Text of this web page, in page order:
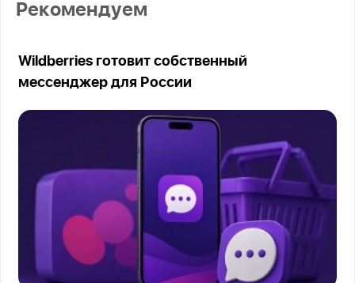
Рекомендуем
Wildberries готовит собственный
мессенджер для России